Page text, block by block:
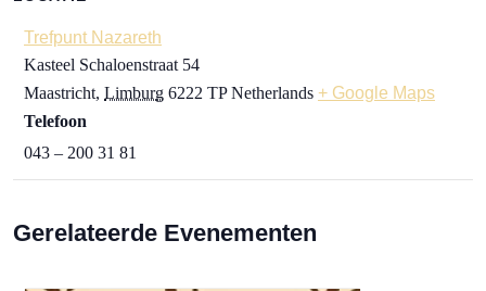
Trefpunt Nazareth
Kasteel Schaloenstraat 54
Maastricht, Limburg 6222 TP Netherlands + Google Maps
Telefoon
043 – 200 31 81
Gerelateerde Evenementen